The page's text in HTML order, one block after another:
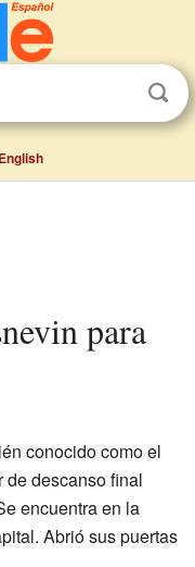
English
conocido como el
de descanso final
encuentra en la
Abrió sus puertas